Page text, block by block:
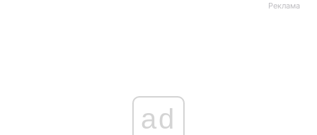
Реклама
ad